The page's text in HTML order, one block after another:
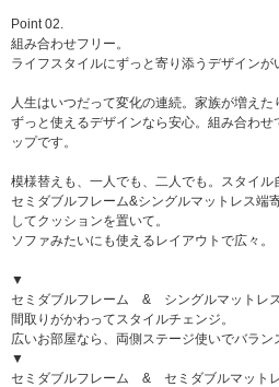
Point 02.
組み合わせフリー。
ライフスタイルにずっと寄り添うデザインが
人生はいつだって変化の連続。家族が増え
ずっと使えるデザインなら安心。組み合わ
ップです。
模様替えも、一人でも、二人でも。スタイル
セミダブルフレーム&シングルマットレス端
してクッションを置いて。
ソファみたいにも使えるレイアウトで広々。
▼
セミダブルフレーム & シングルマットレ
間取りがかわってスタイルチェンジ。
広いお部屋なら、両側ステージ使いでバラン
▼
セミダブルフレーム & セミダブルマット